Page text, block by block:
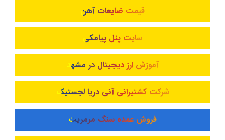
قیمت ضایعات آهن
سایت پنل پیامکی
آموزش ارز دیجیتال در مشهد
شرکت کشتیرانی آنی دریا لجستیک
فروش عمده سنگ مرمریت